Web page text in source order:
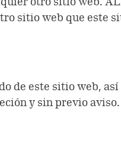
sitio web que este
de este sitio web,
y sin previo aviso.